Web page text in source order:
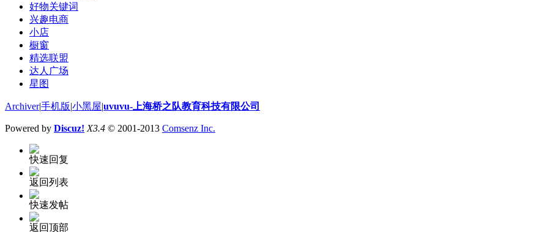
好物关键词
兴趣电商
小店
橱窗
精选联盟
达人广场
星图
Archiver|手机版|小黑屋|uvuvu-上海桥之队教育科技有限公司
Powered by Discuz! X3.4 © 2001-2013 Comsenz Inc.
快速回复
返回列表
快速发帖
返回顶部